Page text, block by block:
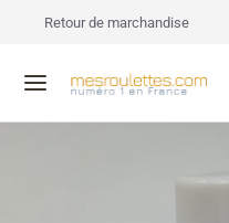
Retour de marchandise